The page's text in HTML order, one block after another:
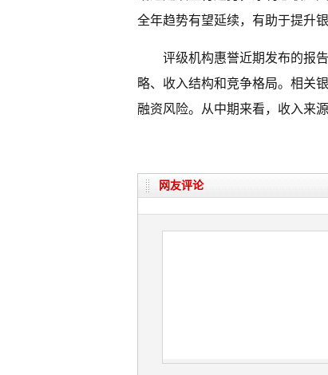
全年趋势有望延续，有助于提升
评级机构惠誉近期发布的报
略、收入结构和竞争格局。相关
融资风险。从中期来看，收入来
网友评论